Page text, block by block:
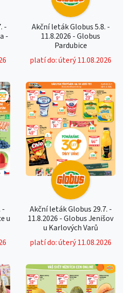
-
-
Akční leták Globus 5.8. -
11.8.2026 - Globus
Pardubice
platí do: úterý 11.08.2026
-
u
Akční leták Globus 29.7. -
11.8.2026 - Globus Jenišov
u Karlových Varů
platí do: úterý 11.08.2026